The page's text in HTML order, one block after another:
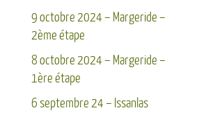
9 octobre 2024 – Margeride –
2ème étape
8 octobre 2024 – Margeride –
1ère étape
6 septembre 24 – Issanlas